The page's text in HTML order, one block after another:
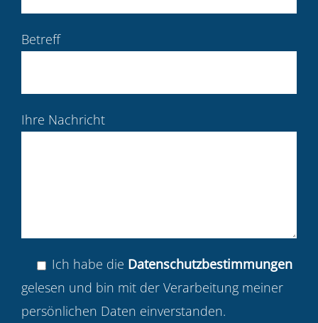
Betreff
Ihre Nachricht
Ich habe die Datenschutzbestimmungen
gelesen und bin mit der Verarbeitung meiner
persönlichen Daten einverstanden.